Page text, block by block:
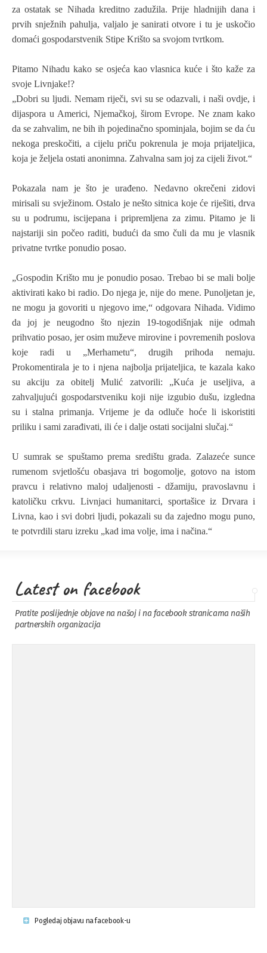
za ostatak se Nihada kreditno zadužila. Prije hladnijih dana i
prvih snježnih pahulja, valjalo je sanirati otvore i tu je uskočio
domaći gospodarstvenik Stipe Krišto sa svojom tvrtkom.
Pitamo Nihadu kako se osjeća kao vlasnica kuće i što kaže za
svoje Livnjake!?
„Dobri su ljudi. Nemam riječi, svi su se odazvali, i naši ovdje, i
dijaspora u Americi, Njemačkoj, širom Evrope. Ne znam kako
da se zahvalim, ne bih ih pojedinačno spominjala, bojim se da ću
nekoga preskočiti, a cijelu priču pokrenula je moja prijateljica,
koja je željela ostati anonimna. Zahvalna sam joj za cijeli život.“
Pokazala nam je što je urađeno. Nedavno okrečeni zidovi
mirisali su svježinom. Ostalo je nešto sitnica koje će riješiti, drva
su u podrumu, iscijepana i pripremljena za zimu. Pitamo je li
najstariji sin počeo raditi, budući da smo čuli da mu je vlasnik
privatne tvrtke ponudio posao.
„Gospodin Krišto mu je ponudio posao. Trebao bi se mali bolje
aktivirati kako bi radio. Do njega je, nije do mene. Punoljetan je,
ne mogu ja govoriti u njegovo ime,“ odgovara Nihada. Vidimo
da joj je neugodno što njezin 19-togodišnjak nije odmah
prihvatio posao, jer osim muževe mirovine i povremenih poslova
koje radi u „Merhametu“, drugih prihoda nemaju.
Prokomentirala je to i njena najbolja prijateljica, te kazala kako
su akciju za obitelj Mulić zatvorili: „Kuća je useljiva, a
zahvaljujući gospodarstveniku koji nije izgubio dušu, izgledna
su i stalna primanja. Vrijeme je da odluče hoće li iskoristiti
priliku i sami zarađivati, ili će i dalje ostati socijalni slučaj.“
U sumrak se spuštamo prema središtu grada. Zalazeće sunce
rumenom svjetlošću obasjava tri bogomolje, gotovo na istom
pravcu i relativno maloj udaljenosti - džamiju, pravoslavnu i
katoličku crkvu. Livnjaci humanitarci, sportašice iz Drvara i
Livna, kao i svi dobri ljudi, pokazali su da zajedno mogu puno,
te potvrdili staru izreku „kad ima volje, ima i načina.“
Latest on facebook
Pratite poslijednje objave na našoj i na facebook stranicama naših
partnerskih organizacija
Pogledaj objavu na facebook-u